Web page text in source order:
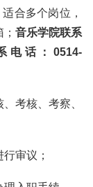
合多个岗位，
音乐学院联系
电话：0514-
考核、考察、
审议；